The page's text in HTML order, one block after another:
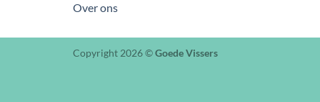
Over ons
Copyright 2026 ©Goede Vissers